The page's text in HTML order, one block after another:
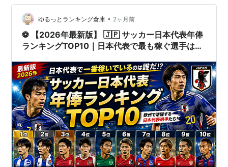
選手は三重県伊賀市出身で、ポジションはFW。大阪・履
正社高から2018年にJ1の横浜F・マリノスに入団。19年
にはJ3のギラヴァンツ北九州に期限付き移籍し、チーム
のJ2昇格に貢…
ゆるっとランキング倉庫 • 2ヶ月前
⚽ 【2026年最新版】 🇯🇵 サッカー日本代表年俸
ランキングTOP10｜日本代表で最も稼ぐ選手は